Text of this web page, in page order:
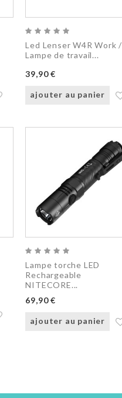
Led Lenser W4R Work /
Lampe de travail...
39,90 €
ajouter au panier
Lampe torche LED
Rechargeable
NITECORE...
69,90 €
ajouter au panier